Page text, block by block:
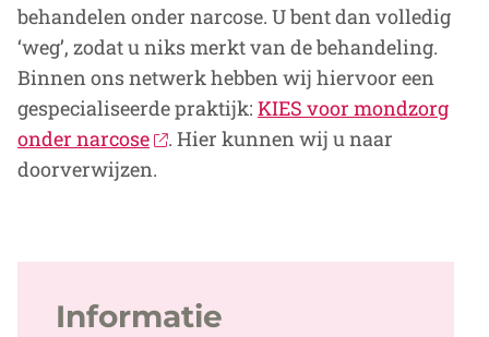
behandelen onder narcose. U bent dan volledig
‘weg’, zodat u niks merkt van de behandeling.
Binnen ons netwerk hebben wij hiervoor een
gespecialiseerde praktijk: KIES voor mondzorg
onder narcose
. Hier kunnen wij u naar
doorverwijzen.
Informatie